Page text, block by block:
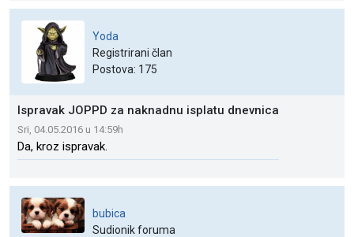
Yoda
Registrirani član
Postova: 175
Ispravak JOPPD za naknadnu isplatu dnevnica
Sri, 04.05.2016 u 14:59h
Da, kroz ispravak.
bubica
Sudionik foruma